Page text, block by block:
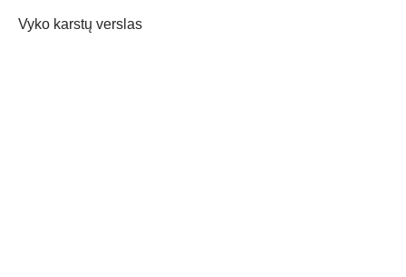
Vyko karstų verslas